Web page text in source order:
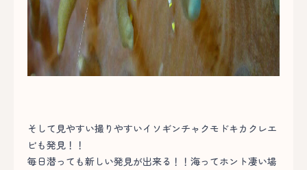
そして見やすい撮りやすいイソギンチャクモドキカクレエ
ビも発見！！
毎日潜っても新しい発見が出来る！！海ってホント凄い場